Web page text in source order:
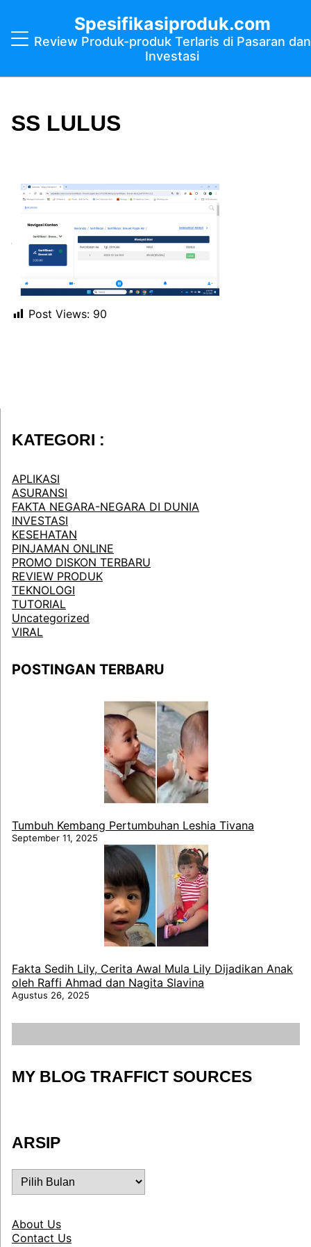
Spesifikasiproduk.com
Review Produk-produk Terlaris di Pasaran dan
Investasi
SS LULUS
Post Views: 90
KATEGORI :
APLIKASI
ASURANSI
FAKTA NEGARA-NEGARA DI DUNIA
INVESTASI
KESEHATAN
PINJAMAN ONLINE
PROMO DISKON TERBARU
REVIEW PRODUK
TEKNOLOGI
TUTORIAL
Uncategorized
VIRAL
POSTINGAN TERBARU
Tumbuh Kembang Pertumbuhan Leshia Tivana
September 11, 2025
Fakta Sedih Lily, Cerita Awal Mula Lily Dijadikan Anak
oleh Raffi Ahmad dan Nagita Slavina
Agustus 26, 2025
MY BLOG TRAFFICT SOURCES
ARSIP
ARSIP
About Us
Contact Us